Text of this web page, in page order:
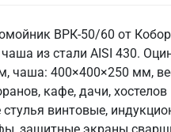
ВРК-50/60 от
из стали AISI 430.
чаша: 400×400×250 мм,
кафе, дачи,
винтовые,